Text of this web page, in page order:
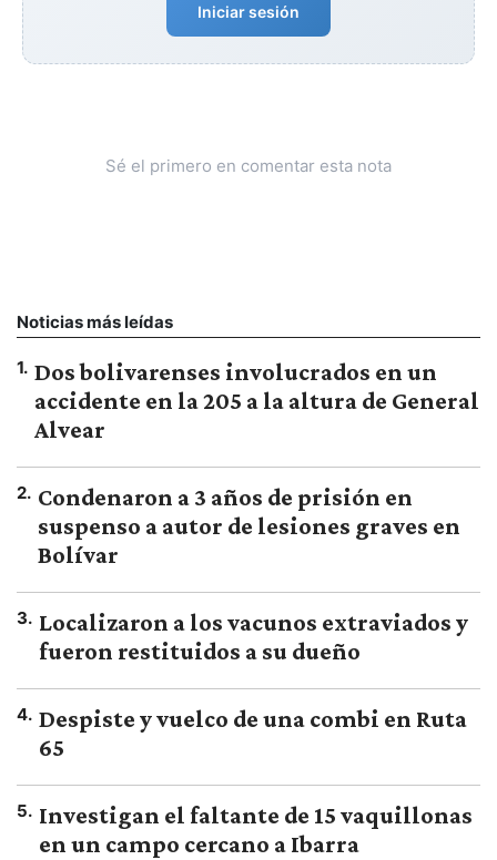
Iniciar sesión
Sé el primero en comentar esta nota
Noticias más leídas
1. Dos bolivarenses involucrados en un
accidente en la 205 a la altura de General
Alvear
2. Condenaron a 3 años de prisión en
suspenso a autor de lesiones graves en
Bolívar
3. Localizaron a los vacunos extraviados y
fueron restituidos a su dueño
4. Despiste y vuelco de una combi en Ruta
65
5. Investigan el faltante de 15 vaquillonas
en un campo cercano a Ibarra